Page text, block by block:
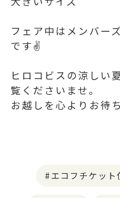
フェア中はメンバー
です✌️
ヒロコビスの涼しい
覧くださいませ。
お越しを心よりお待
エコフチケット